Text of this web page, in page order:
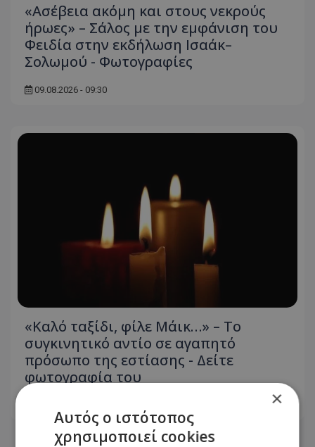
«Ασέβεια ακόμη και στους νεκρούς
ήρωες» – Σάλος με την εμφάνιση του
Φειδία στην εκδήλωση Ισαάκ–
Σολωμού - Φωτογραφίες
09.08.2026 - 09:30
«Καλό ταξίδι, φίλε Μάικ…» – Το
συγκινητικό αντίο σε αγαπητό
πρόσωπο της εστίασης - Δείτε
φωτογραφία του
×
Αυτός ο ιστότοπος
χρησιμοποιεί cookies